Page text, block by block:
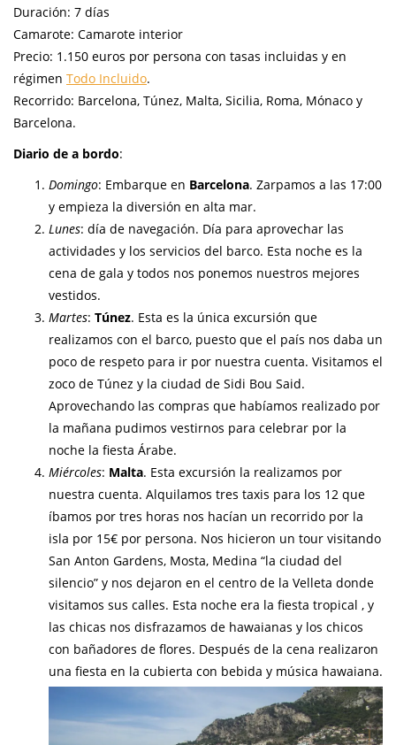
Duración: 7 días
Camarote: Camarote interior
Precio: 1.150 euros por persona con tasas incluidas y en
régimen Todo Incluido.
Recorrido: Barcelona, Túnez, Malta, Sicilia, Roma, Mónaco y
Barcelona.
Diario de a bordo:
Domingo: Embarque en Barcelona. Zarpamos a las 17:00
y empieza la diversión en alta mar.
Lunes: día de navegación. Día para aprovechar las
actividades y los servicios del barco. Esta noche es la
cena de gala y todos nos ponemos nuestros mejores
vestidos.
Martes: Túnez. Esta es la única excursión que
realizamos con el barco, puesto que el país nos daba un
poco de respeto para ir por nuestra cuenta. Visitamos el
zoco de Túnez y la ciudad de Sidi Bou Said.
Aprovechando las compras que habíamos realizado por
la mañana pudimos vestirnos para celebrar por la
noche la fiesta Árabe.
Miércoles: Malta. Esta excursión la realizamos por
nuestra cuenta. Alquilamos tres taxis para los 12 que
íbamos por tres horas nos hacían un recorrido por la
isla por 15€ por persona. Nos hicieron un tour visitando
San Anton Gardens, Mosta, Medina “la ciudad del
silencio” y nos dejaron en el centro de la Velleta donde
visitamos sus calles. Esta noche era la fiesta tropical , y
las chicas nos disfrazamos de hawaianas y los chicos
con bañadores de flores. Después de la cena realizaron
una fiesta en la cubierta con bebida y música hawaiana.